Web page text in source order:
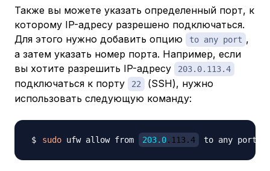
Также вы можете указать определенный порт, к
которому IP-адресу разрешено подключаться.
Для этого нужно добавить опцию
to any port ,
а затем указать номер порта. Например, если
вы хотите разрешить IP-адресу
203.0.113.4
подключаться к порту 22
(SSH), нужно
использовать следующую команду:
sudo ufw allow from 203.0.113.4 to any port